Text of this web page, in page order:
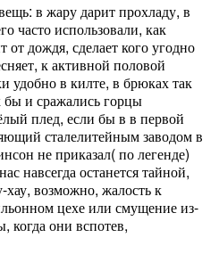
в жару дарит прохладу, в
часто использовали, как
от дождя, сделает кого угодно
к активной половой
удобно в килте, в брюках так
бы и сражались горцы
плед, если бы в в первой
сталелитейным заводом в
не приказал( по легенде)
навсегда останется тайной,
хау, возможно, жалость к
цехе или смущение из-
когда они вспотев,